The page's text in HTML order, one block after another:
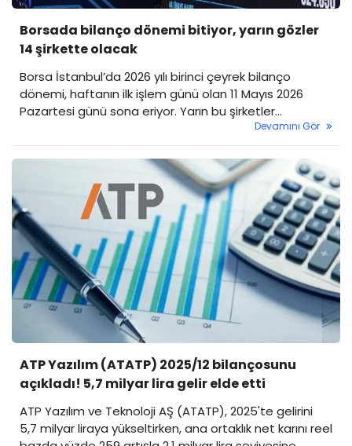
Borsada bilanço dönemi bitiyor, yarın gözler
14 şirkette olacak
Borsa İstanbul’da 2026 yılı birinci çeyrek bilanço
dönemi, haftanın ilk işlem günü olan 11 Mayıs 2026
Pazartesi günü sona eriyor. Yarın bu şirketler
Devamını Gör
ATP Yazılım (ATATP) 2025/12 bilançosunu
açıkladı! 5,7 milyar lira gelir elde etti
ATP Yazılım ve Teknoloji AŞ (ATATP), 2025'te gelirini
5,7 milyar liraya yükseltirken, ana ortaklık net karını reel